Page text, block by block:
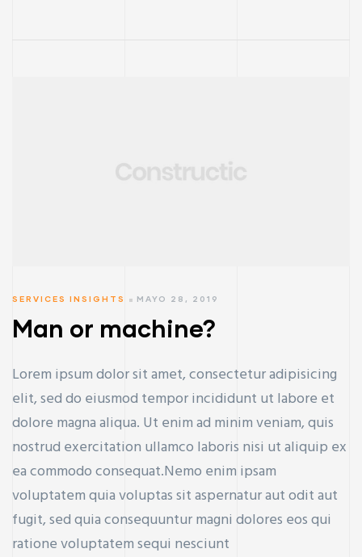
SERVICES INSIGHTS MAYO 28, 2019
Man or machine?
Lorem ipsum dolor sit amet, consectetur adipisicing
elit, sed do eiusmod tempor incididunt ut labore et
dolore magna aliqua. Ut enim ad minim veniam, quis
nostrud exercitation ullamco laboris nisi ut aliquip ex
ea commodo consequat.Nemo enim ipsam
voluptatem quia voluptas sit aspernatur aut odit aut
fugit, sed quia consequuntur magni dolores eos qui
ratione voluptatem sequi nesciunt